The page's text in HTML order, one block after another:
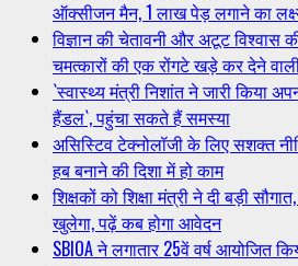
ऑक्सीजन मैन, 1 लाख पेड़ लगाने का
विज्ञान की चेतावनी और अटूट विश्वास
चमत्कारों की एक रोंगटे खड़े कर देने
`स्वास्थ्य मंत्री निशांत ने जारी किया
हैंडल`, पहुंचा सकते हैं समस्या
असिस्टिव टेक्नोलॉजी के लिए सशक्त
हब बनाने की दिशा में हो काम
शिक्षकों को शिक्षा मंत्री ने दी बड़ी
खुलेगा, पढ़ें कब होगा आवेदन
SBIOA ने लगातार 25वें वर्ष आयोजित